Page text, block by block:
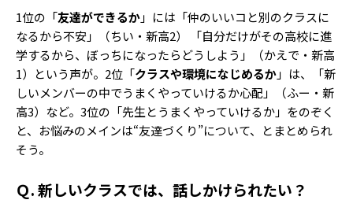
新規会員登録・ログイン
1位の「友達ができるか」には「仲のいいコと別のクラスに
なるから不安」（ちい・新高2） 「自分だけがその高校に進
学するから、ぼっちになったらどうしよう」（かえで・新高
1）という声が。2位「クラスや環境になじめるか」は、「新
しいメンバーの中でうまくやっていけるか心配」（ふー・新
高3）など。3位の「先生とうまくやっていけるか」をのぞく
と、お悩みのメインは“友達づくり”について、とまとめられ
そう。
Ｑ. 新しいクラスでは、話しかけられたい？